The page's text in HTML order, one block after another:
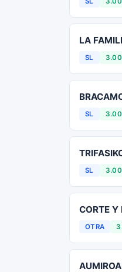
LA
SL
SL
SL
CORTE Y
OTRA